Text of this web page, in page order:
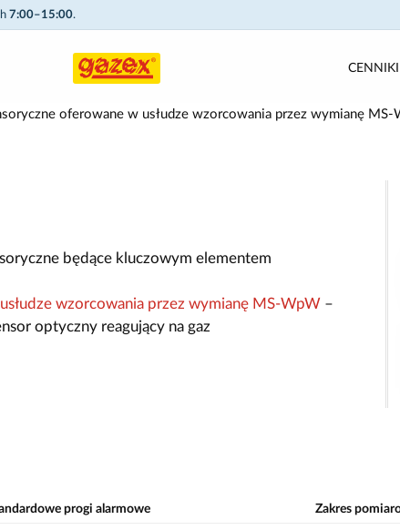
7:00–15:00.
CENNIKI
oferowane w usłudze wzorcowania przez wymianę MS-
będące kluczowym elementem
wzorcowania przez wymianę MS-WpW –
optyczny reagujący na gaz
progi alarmowe Zakres